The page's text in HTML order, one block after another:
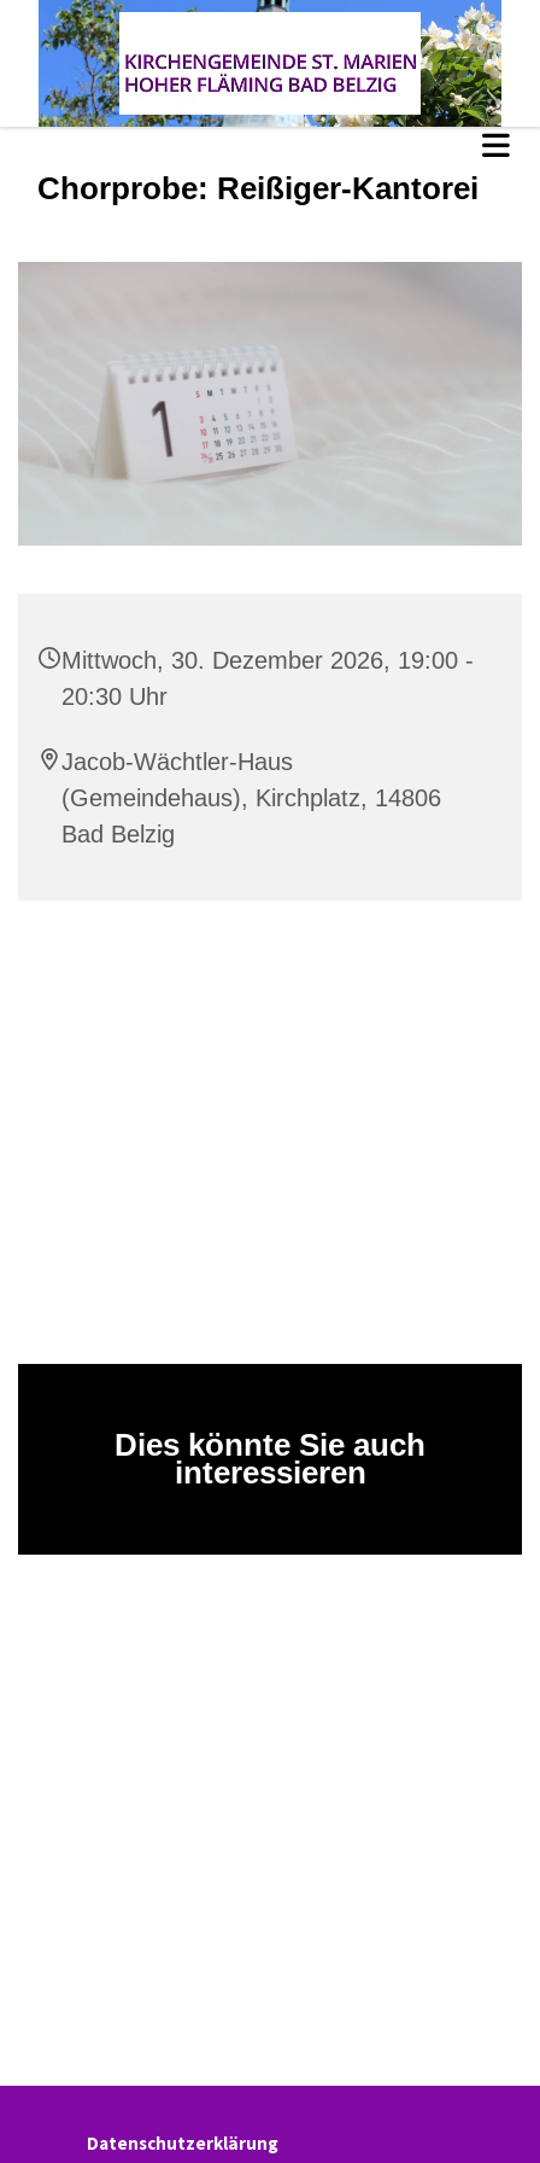
Chorprobe: Reißiger-Kantorei
Mittwoch, 30. Dezember 2026, 19:00 -
20:30 Uhr
Jacob-Wächtler-Haus
(Gemeindehaus), Kirchplatz, 14806
Bad Belzig
Dies könnte Sie auch
interessieren
Datenschutzerklärung